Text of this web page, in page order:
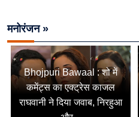
मनोरंजन »
Bhojpuri Bawaal : शो में
कमेंट्स का एक्ट्रेस काजल
राघवानी ने दिया जवाब, निरहुआ